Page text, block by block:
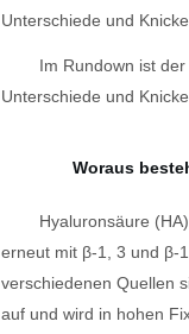
Unterschiede und
Im Rundown ist
Unterschiede und
Woraus
Hyaluronsäure
erneut mit β-1, 3 und β-
verschiedenen Quellen
auf und wird in hohen